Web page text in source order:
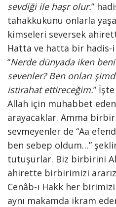
sevdiği ile haşr olur.”
tahakkukunu onlarla
kimseleri seversek
Hatta ve hatta bir
“Nerde dünyada iken
sevenler? Ben onları
istirahat ettireceğim.”
Allah için muhabbet
arayacaklar. Amma
sevmeyenler de “Aa
ben sebep oldum…”
tutuşurlar. Biz birbirini
ahirette birbirimizi
Cenâb-ı Hakk her
aynı makamda ikram